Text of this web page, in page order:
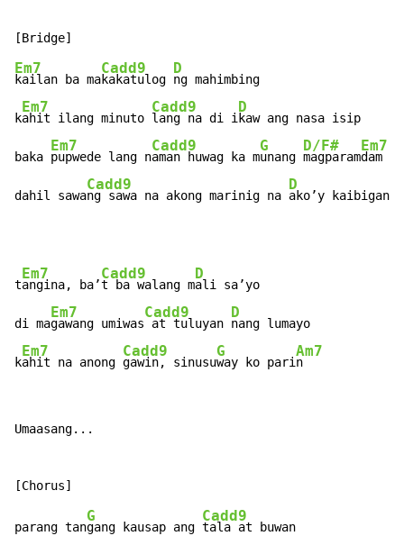
Em7
kailan ba ma
Cadd9
kakatulog
D
ng mahimbing
k
Em7
ahit ilang minuto
Cadd9
lang na di i
D
kaw ang nasa isip
baka
Em7
pupwede lang n
Cadd9
aman huwag ka m
G
unang
D/F#
magparam
Em7
dam
dahil sawa
Cadd9
ng sawa na akong marinig na
D
ako’y kaibigan
t
Em7
angina, ba’
Cadd9
t ba walang m
D
ali sa’yo
di ma
Em7
gawang umiwas
Cadd9
at tuluyan
D
nang lumayo
k
Em7
ahit na anong
Cadd9
gawin, sinusu
G
way ko pari
Am7
n
Umaasang...
parang tan
G
gang kausap ang
Cadd9
tala at buwan